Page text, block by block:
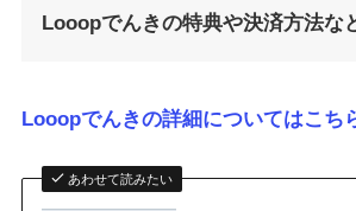
Looopでんきの特典や決済方法な
Looopでんきの詳細についてはこち
あわせて読みたい